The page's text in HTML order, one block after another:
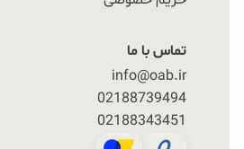
تماس با ما
info@oab.ir
02188739494
02188343451